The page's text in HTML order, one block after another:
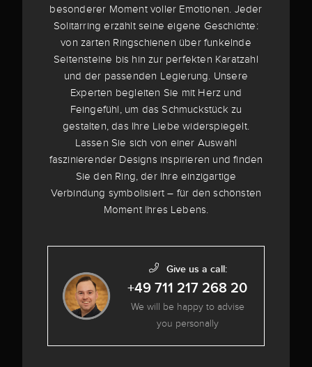
besonderer Moment voller Emotionen. Jeder
Solitärring erzählt seine eigene Geschichte:
von zarten Ringschienen über funkelnde
Seitensteine bis hin zur perfekten Karatzahl
und der passenden Legierung. Unsere
Experten begleiten Sie mit Herz und
Feingefühl, um das Schmuckstück zu
gestalten, das Ihre Liebe widerspiegelt.
Lassen Sie sich von einer Auswahl
faszinierender Designs inspirieren und finden
Sie den Ring, der Ihre einzigartige
Verbindung symbolisiert – für den schönsten
Moment Ihres Lebens.
Give us a call:
+49 711 217 268 20
We will be happy to advise
you personally